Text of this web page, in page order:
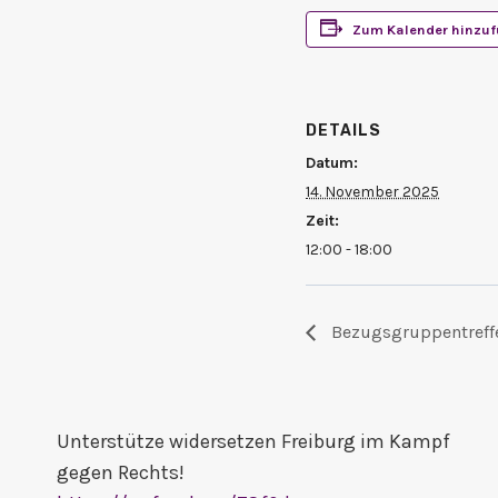
Zum Kalender
DETAILS
Datum:
14. November 2025
Zeit:
12:00 - 18:00
Unterstütze widersetzen Freiburg im Kampf
gegen Rechts!